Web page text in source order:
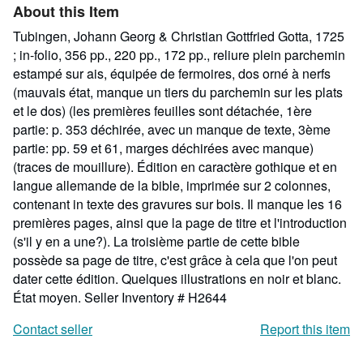
About this Item
Tubingen, Johann Georg & Christian Gottfried Gotta, 1725
; in-folio, 356 pp., 220 pp., 172 pp., reliure plein parchemin
estampé sur ais, équipée de fermoires, dos orné à nerfs
(mauvais état, manque un tiers du parchemin sur les plats
et le dos) (les premières feuilles sont détachée, 1ère
partie: p. 353 déchirée, avec un manque de texte, 3ème
partie: pp. 59 et 61, marges déchirées avec manque)
(traces de mouillure). Édition en caractère gothique et en
langue allemande de la bible, imprimée sur 2 colonnes,
contenant in texte des gravures sur bois. Il manque les 16
premières pages, ainsi que la page de titre et l'introduction
(s'il y en a une?). La troisième partie de cette bible
possède sa page de titre, c'est grâce à cela que l'on peut
dater cette édition. Quelques illustrations en noir et blanc.
État moyen. Seller Inventory # H2644
Contact seller
Report this item